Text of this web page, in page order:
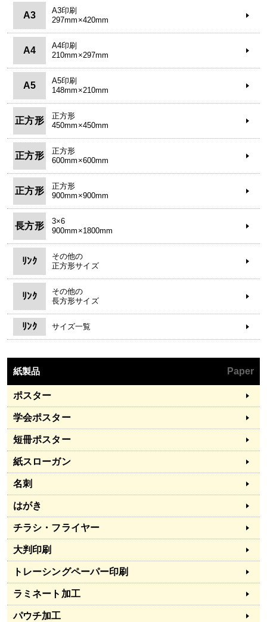
A3
A3印刷
297mm×420mm
A4
A4印刷
210mm×297mm
A5
A5印刷
148mm×210mm
正方形
正方形
450mm×450mm
正方形
正方形
600mm×600mm
正方形
正方形
900mm×900mm
長方形
3×6
900mm×1800mm
ﾘﾝｸ
その他の
正方形サイズ
ﾘﾝｸ
その他の
長方形サイズ
ﾘﾝｸ サイズ一覧
紙製品 Paper
ポスター
学会ポスター
短冊ポスター
紙スローガン
名刺
はがき
チラシ・フライヤー
大判印刷
トレーシングペーパー印刷
ラミネート加工
パウチ加工